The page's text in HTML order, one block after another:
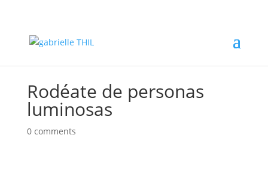
Rodéate de personas
luminosas
0 comments